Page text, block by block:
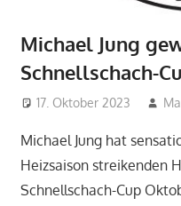
Michael Jung
Schnellschach-
17. Oktober 2023
Michael Jung hat
Heizsaison streikenden
Schnellschach-Cup